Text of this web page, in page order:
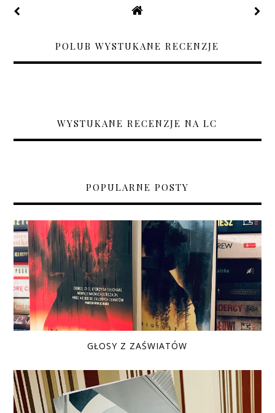
POLUB WYSTUKANE RECENZJE
WYSTUKANE RECENZJE NA LC
POPULARNE POSTY
GŁOSY Z ZAŚWIATÓW